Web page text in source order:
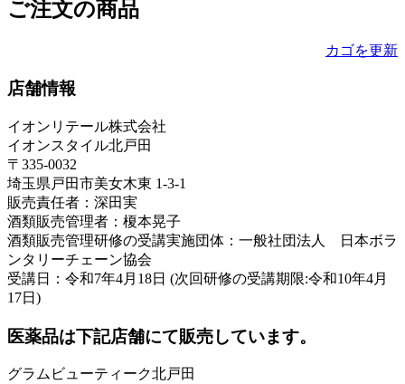
ご注文の商品
カゴを更新
店舗情報
イオンリテール株式会社
イオンスタイル北戸田
〒335-0032
埼玉県戸田市美女木東 1-3-1
販売責任者：深田実
酒類販売管理者：榎本晃子
酒類販売管理研修の受講実施団体：一般社団法人 日本ボラ
ンタリーチェーン協会
受講日：令和7年4月18日 (次回研修の受講期限:令和10年4月
17日)
医薬品は下記店舗にて販売しています。
グラムビューティーク北戸田